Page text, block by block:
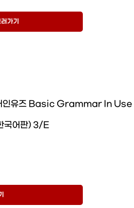
가기
머인유즈 Basic Grammar In Use
어판) 3/E